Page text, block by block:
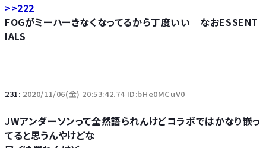
>>222
FOGがミーハーきなくなってるから丁度いい なおESSENT
IALS
231: 2020/11/06(金) 20:53:42.74 ID:bHe0MCuV0
JWアンダーソンって全然語られんけどコラボではかなり嵌っ
てると思うんやけどな